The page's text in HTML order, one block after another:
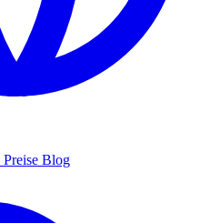
Preise Blog